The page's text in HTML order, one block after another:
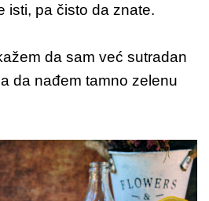
isti, pa čisto da znate.
da sam već sutradan
da nađem tamno zelenu